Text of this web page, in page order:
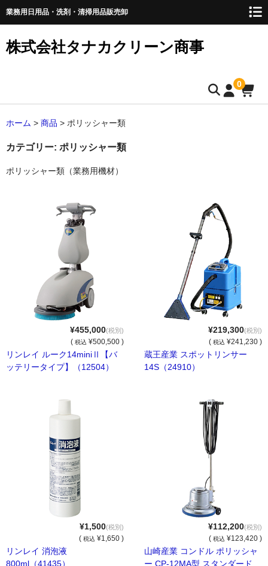
業務用日用品・洗剤・清掃用品販売卸
株式会社タナカクリーン商事
0
トップページ
取扱商品
ペーパー類
キッチンペーパー
ペーパータオル
トイレットペーパー
ポリ袋・調理小物
ポリ袋
レジ袋・チャック袋等
たわし・スポンジ
ラップ・ホイル
アルミカップ・割箸
洗剤（家庭用～業務用）
食器用洗剤
住居用洗剤
ホーム > 商品 > ポリッシャー類
カテゴリー: ポリッシャー類
ポリッシャー類（業務用機材）
¥455,000(税別)
( 税込 ¥500,500 )
リンレイ ルーク14miniⅡ【バ
ッテリータイプ】（12504）
¥219,300(税別)
( 税込 ¥241,230 )
蔵王産業 スポットリンサー
14S（24910）
¥1,500(税別)
( 税込 ¥1,650 )
リンレイ 消泡液
800ml（41435）
¥112,200(税別)
( 税込 ¥123,420 )
山崎産業 コンドル ポリッシャ
ー CP-12MA型 スタンダード